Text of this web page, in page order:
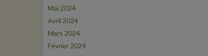
Mai 2024
Avril 2024
Mars 2024
Février 2024